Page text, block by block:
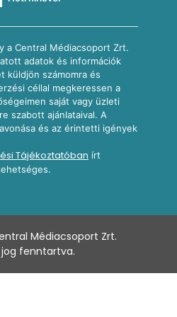
a Central Médiacsoport Zrt.
adatok és információk
küldjön számomra és
céllal megkeressen a
saját vagy üzleti
szabott ajánlataival. A
és az érintetti igények
Tájékoztatóban írt
Médiacsoport Zrt.
fenntartva.